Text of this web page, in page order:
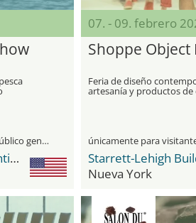
visitantes profesionales y público general
Jacob K. Javits Convention Center
07. - 09. febrero
Shoppe Object
Feria de diseño
artesanía y productos de
Starrett-Lehigh
Nueva York